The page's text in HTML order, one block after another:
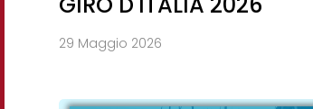
29 Maggio 2026